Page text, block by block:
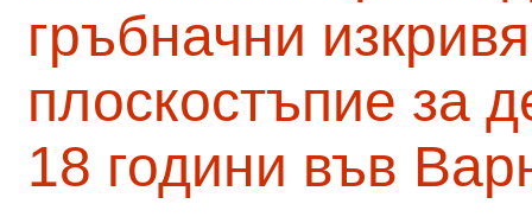
гръбначни
плоскостъпие за
18 години във